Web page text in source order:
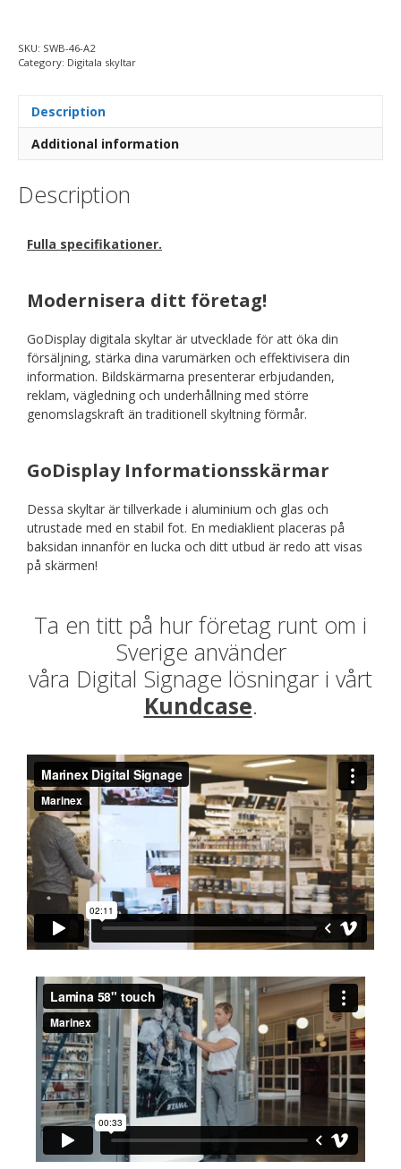
SKU: SWB-46-A2
Category: Digitala skyltar
Description
Additional information
Description
Fulla specifikationer.
Modernisera ditt företag!
GoDisplay digitala skyltar är utvecklade för att öka din
försäljning, stärka dina varumärken och effektivisera din
information. Bildskärmarna presenterar erbjudanden,
reklam, vägledning och underhållning med större
genomslagskraft än traditionell skyltning förmår.
GoDisplay Informationsskärmar
Dessa skyltar är tillverkade i aluminium och glas och
utrustade med en stabil fot. En mediaklient placeras på
baksidan innanför en lucka och ditt utbud är redo att visas
på skärmen!
Ta en titt på hur företag runt om i
Sverige använder
våra Digital Signage lösningar i vårt
Kundcase.